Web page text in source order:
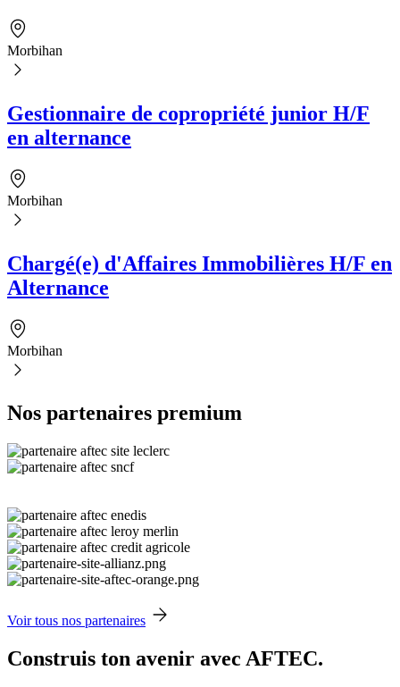
Morbihan
Gestionnaire de copropriété junior H/F
en alternance
Morbihan
Chargé(e) d'Affaires Immobilières H/F en
Alternance
Morbihan
Nos partenaires premium
Voir tous nos partenaires
Construis ton avenir avec AFTEC.